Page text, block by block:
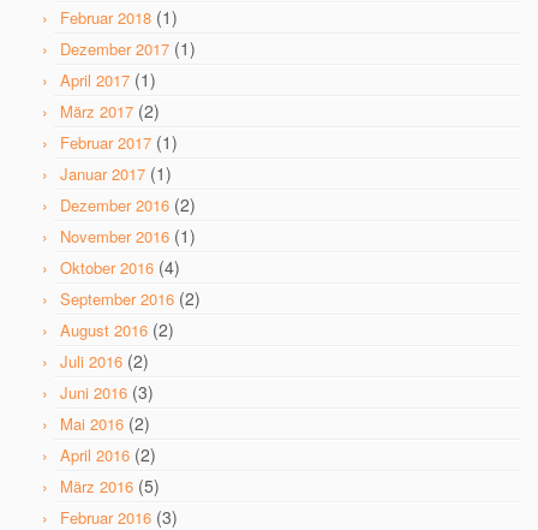
Februar 2018 (1)
Dezember 2017 (1)
April 2017 (1)
März 2017 (2)
Februar 2017 (1)
Januar 2017 (1)
Dezember 2016 (2)
November 2016 (1)
Oktober 2016 (4)
September 2016 (2)
August 2016 (2)
Juli 2016 (2)
Juni 2016 (3)
Mai 2016 (2)
April 2016 (2)
März 2016 (5)
Februar 2016 (3)